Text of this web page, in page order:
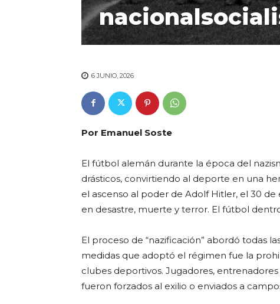
6 JUNIO, 2026
Por Emanuel Soste
El fútbol alemán durante la época del
drásticos, convirtiendo al deporte en una
el ascenso al poder de Adolf Hitler, el 30
en desastre, muerte y terror. El fútbol
El proceso de “nazificación” abordó todas
medidas que adoptó el régimen fue la
clubes deportivos. Jugadores,
fueron forzados al exilio o enviados a